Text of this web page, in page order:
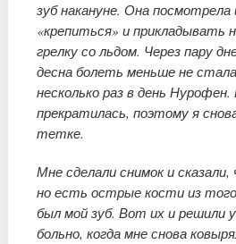
зуб накануне. Она
«крепиться» и прикладывать
грелку со льдом. Через пару
десна болеть меньше не
несколько раз в день
прекратилась, поэтому я
тетке.
Мне сделали снимок и
но есть острые кости из
был мой зуб. Вот их и решили
больно, когда мне снова